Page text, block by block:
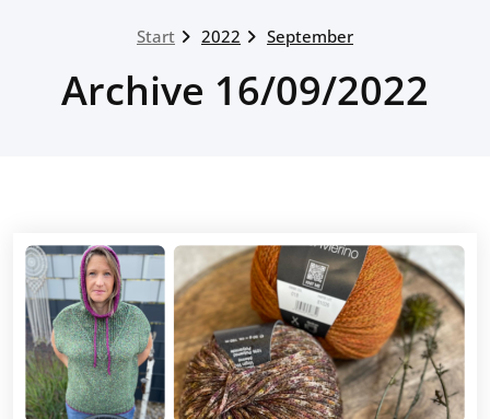
Start 2022 September
Archive 16/09/2022